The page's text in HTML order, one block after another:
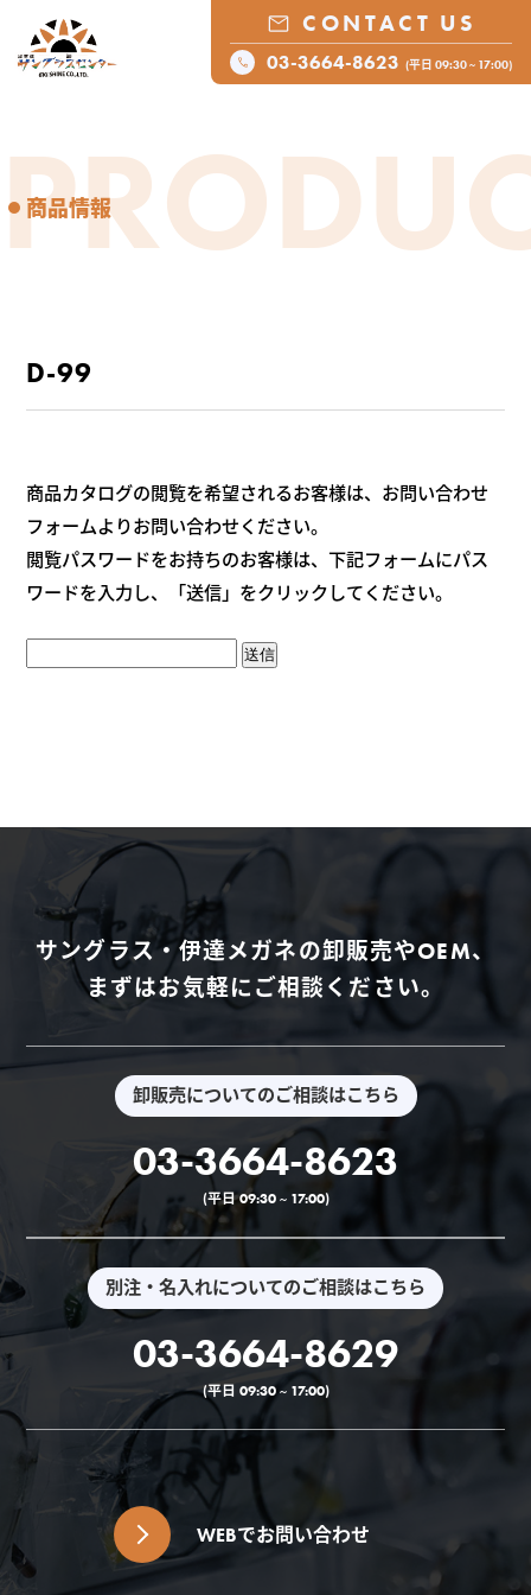
CONTACT US
03-3664-8623 (平日 09:30 ~ 17:00)
商品情報
D-99
商品カタログの閲覧を希望されるお客様は、お問い合わせ
フォームよりお問い合わせください。
閲覧パスワードをお持ちのお客様は、下記フォームにパス
ワードを入力し、「送信」をクリックしてください。
送信
サングラス・伊達メガネの卸販売やOEM、
まずはお気軽にご相談ください。
卸販売についてのご相談はこちら
03-3664-8623
(平日 09:30 ~ 17:00)
別注・名入れについてのご相談はこちら
03-3664-8629
(平日 09:30 ~ 17:00)
WEBでお問い合わせ